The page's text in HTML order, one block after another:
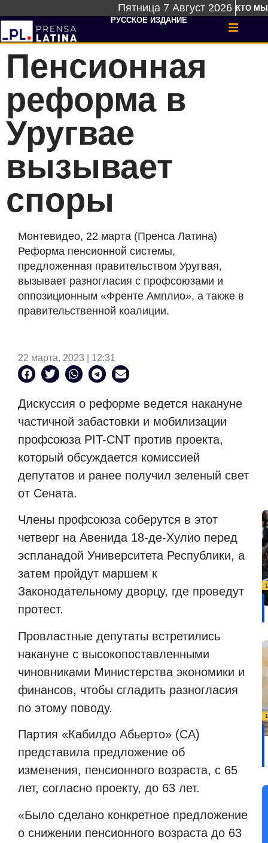
Пятница 7 Август 2026 КТО МЫ
РУССКОЕ ИЗДАНИЕ
Пенсионная
реформа в
Уругвае
вызывает
споры
Монтевидео, 22 марта (Пренса Латина)
Реформа пенсионной системы,
предложенная правительством Уругвая,
вызывает разногласия с профсоюзами и
оппозиционным «Френте Амплио», а также в
правительственной коалиции.
22 марта, 2023 | 12:31
Дискуссия о реформе ведется накануне
частичной забастовки и мобилизации
профсоюза PIT-CNT против проекта,
который обсуждается комиссией
депутатов и ранее получил зеленый свет
от Сената.
Члены профсоюза соберутся в этот
четверг на Авенида 18-де-Хулио перед
эспланадой Университета Республики, а
затем пройдут маршем к
Законодательному дворцу, где проведут
протест.
Провластные депутаты встретились
накануне с высокопоставленными
чиновниками Министерства экономики и
финансов, чтобы сгладить разногласия
по этому поводу.
Партия «Кабилдо Абьерто» (CA)
представила предложение об
изменения, пенсионного возраста, с 65
лет, согласно проекту, до 63 лет.
«Было сделано конкретное предложение
о снижении пенсионного возраста до 63